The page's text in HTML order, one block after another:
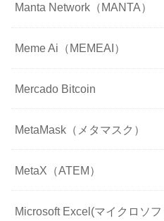
Manta Network（MANTA）
Meme Ai（MEMEAI）
Mercado Bitcoin
MetaMask（メタマスク）
MetaX（ATEM）
Microsoft Excel(マイクロソ